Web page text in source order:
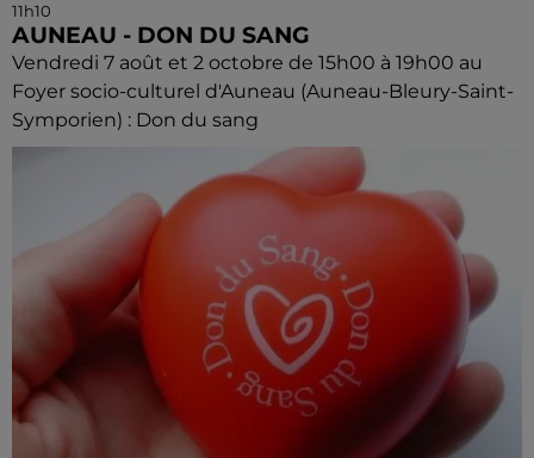
11h10
AUNEAU - DON DU SANG
Vendredi 7 août et 2 octobre de 15h00 à 19h00 au
Foyer socio-culturel d'Auneau (Auneau-Bleury-Saint-
Symporien) : Don du sang